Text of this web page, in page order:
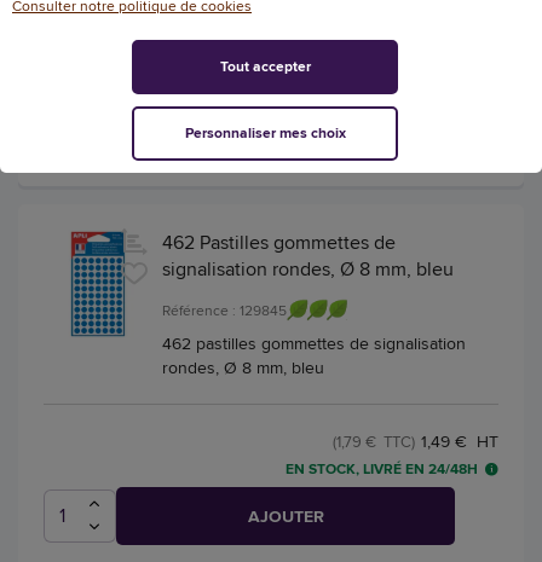
EN STOCK, LIVRÉ EN 24/48H
AJOUTER
462 Pastilles gommettes de
signalisation rondes, Ø 8 mm, bleu
Référence : 129845
462 pastilles gommettes de signalisation
rondes, Ø 8 mm, bleu
1,49 € HT
(1,79 € TTC)
EN STOCK, LIVRÉ EN 24/48H
AJOUTER
Consulter notre politique de cookies
Personnaliser mes choix
Tout accepter